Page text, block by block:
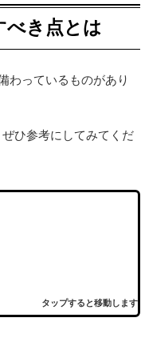
べき点とは
わっているものがあり
ひ参考にしてみてくだ
タップすると移動します